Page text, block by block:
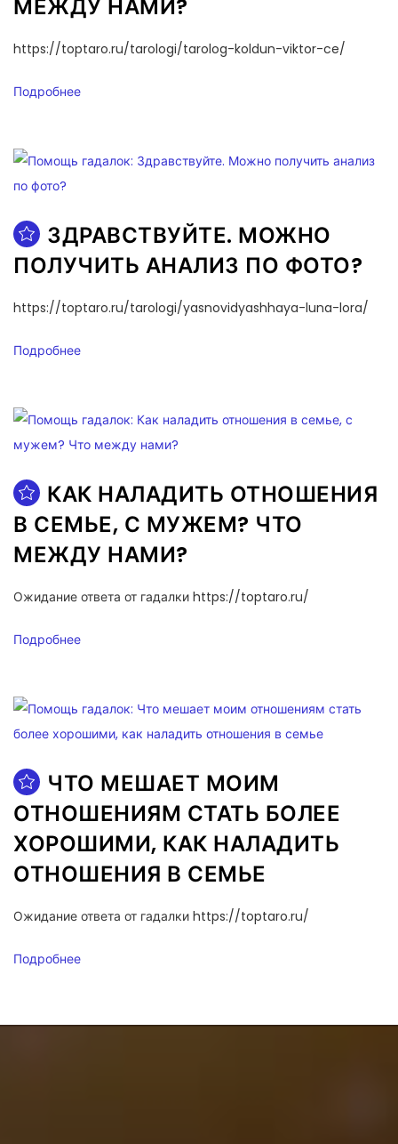
МЕЖДУ НАМИ?
https://toptaro.ru/tarologi/tarolog-koldun-viktor-ce/
Подробнее
ЗДРАВСТВУЙТЕ. МОЖНО
ПОЛУЧИТЬ АНАЛИЗ ПО ФОТО?
https://toptaro.ru/tarologi/yasnovidyashhaya-luna-lora/
Подробнее
КАК НАЛАДИТЬ ОТНОШЕНИЯ
В СЕМЬЕ, С МУЖЕМ? ЧТО
МЕЖДУ НАМИ?
Ожидание ответа от гадалки https://toptaro.ru/
Подробнее
ЧТО МЕШАЕТ МОИМ
ОТНОШЕНИЯМ СТАТЬ БОЛЕЕ
ХОРОШИМИ, КАК НАЛАДИТЬ
ОТНОШЕНИЯ В СЕМЬЕ
Ожидание ответа от гадалки https://toptaro.ru/
Подробнее